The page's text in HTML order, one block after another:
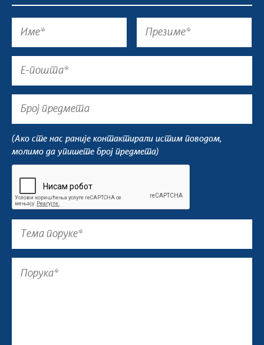
(Ако сте нас раније контактирали истим поводом,
молимо да упишете број предмета)